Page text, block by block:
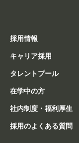
採用情報
キャリア採用
タレントプール
在学中の方
社内制度・福利厚生
採用のよくある質問